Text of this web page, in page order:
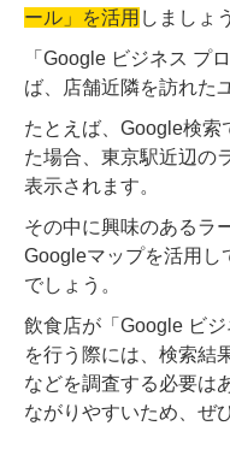
ール」を活用 しましょ
「Google ビジネス プ
ば、店舗近隣を訪れた
たとえば、Google検索
た場合、東京駅近辺の
表示されます。
その中に興味のあるラ
Googleマップを活用し
でしょう。
飲食店が「Google ビ
を行う際には、検索結
などを調査する必要は
ながりやすいため、ぜ